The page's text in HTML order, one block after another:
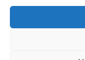
Anja
Liason